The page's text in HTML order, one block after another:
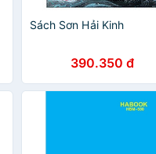
Sách Sơn Hải Kinh
390.350 đ